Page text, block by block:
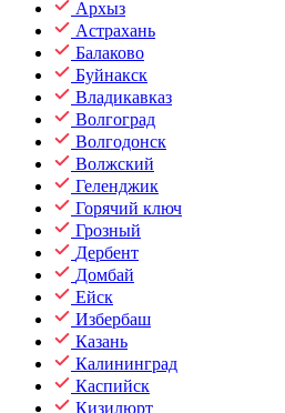
Архыз
Астрахань
Балаково
Буйнакск
Владикавказ
Волгоград
Волгодонск
Волжский
Геленджик
Горячий ключ
Грозный
Дербент
Домбай
Ейск
Избербаш
Казань
Калининград
Каспийск
Кизилюрт